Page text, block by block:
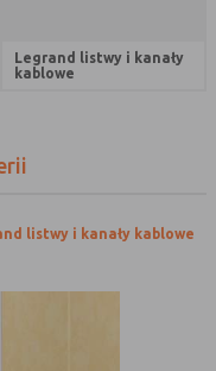
modelu
ich
względu na brak
tej kategorii należą
Legrand listwy i kanały
kablowe
listwy i kanały kablowe